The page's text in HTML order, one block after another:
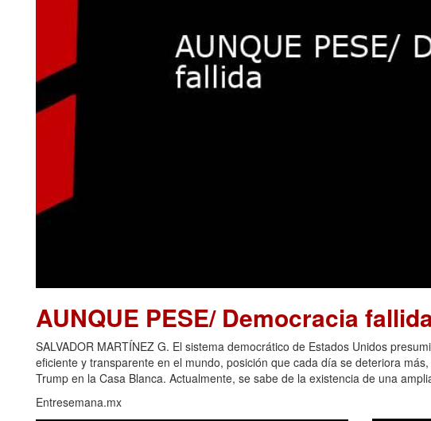
AUNQUE PESE/ Democracia
SALVADOR MARTÍNEZ G. El sistema democrático de Estados Unidos
eficiente y transparente en el mundo, posición que cada día se deteriora
Trump en la Casa Blanca. Actualmente, se sabe de la existencia de una
Entresemana.mx